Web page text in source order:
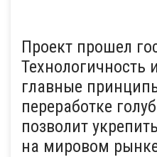
Проект прошел
Технологичность
главные
переработке
позволит
на мировом